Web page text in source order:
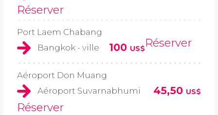
Réserver
Port Laem Chabang
Bangkok - ville
100 US$Réserver
Aéroport Don Muang
Aéroport Suvarnabhumi
45,50 US$
Réserver